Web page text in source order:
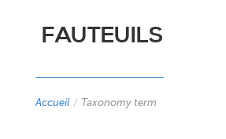
FAUTEUILS
Accueil / Taxonomy term